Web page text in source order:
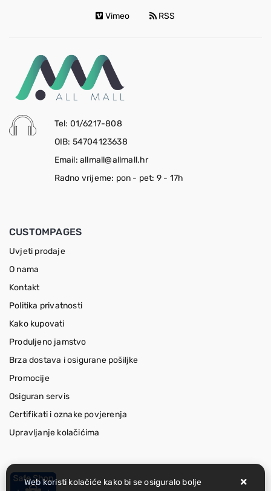
Vimeo RSS
Tel: 01/6217-808
OIB: 54704123638
Email: allmall@allmall.hr
Radno vrijeme: pon - pet: 9 - 17h
CUSTOMPAGES
Uvjeti prodaje
O nama
Kontakt
Politika privatnosti
Kako kupovati
Produljeno jamstvo
Brza dostava i osigurane pošiljke
Promocije
Osiguran servis
Certifikati i oznake povjerenja
Upravljanje kolačićima
Web koristi kolačiće kako bi se osiguralo bolje